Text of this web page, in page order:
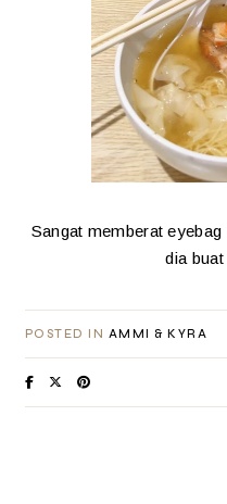
Sangat memberat
dia
POSTED IN AMMI & KYRA